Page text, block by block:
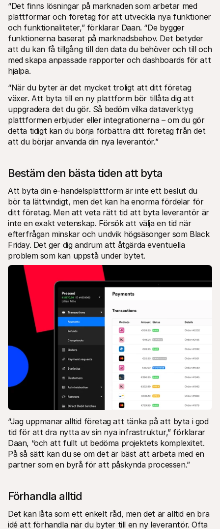
“Det finns lösningar på marknaden som arbetar med
plattformar och företag för att utveckla nya funktioner
och funktionaliteter,” förklarar Daan. “De bygger
funktionerna baserat på marknadsbehov. Det betyder
att du kan få tillgång till den data du behöver och till och
med skapa anpassade rapporter och dashboards för att
hjälpa.
“När du byter är det mycket troligt att ditt företag
växer. Att byta till en ny plattform bör tillåta dig att
uppgradera det du gör. Så bedöm vilka dataverktyg
plattformen erbjuder eller integrationerna – om du gör
detta tidigt kan du börja förbättra ditt företag från det
att du börjar använda din nya leverantör.”
Bestäm den bästa tiden att byta
Att byta din e-handelsplattform är inte ett beslut du
bör ta lättvindigt, men det kan ha enorma fördelar för
ditt företag. Men att veta rätt tid att byta leverantör är
inte en exakt vetenskap. Försök att välja en tid när
efterfrågan minskar och undvik högsäsonger som Black
Friday. Det ger dig andrum att åtgärda eventuella
problem som kan uppstå under bytet.
“Jag uppmanar alltid företag att tänka på att byta i god
tid för att dra nytta av sin nya infrastruktur,” förklarar
Daan, “och att fullt ut bedöma projektets komplexitet.
På så sätt kan du se om det är bäst att arbeta med en
partner som en byrå för att påskynda processen.”
Förhandla alltid
Det kan låta som ett enkelt råd, men det är alltid en bra
idé att förhandla när du byter till en ny leverantör. Ofta